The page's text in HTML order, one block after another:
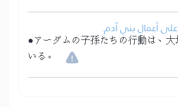
أعمال بني آدم.
●アーダムの子孫たちの行動は、
いる。